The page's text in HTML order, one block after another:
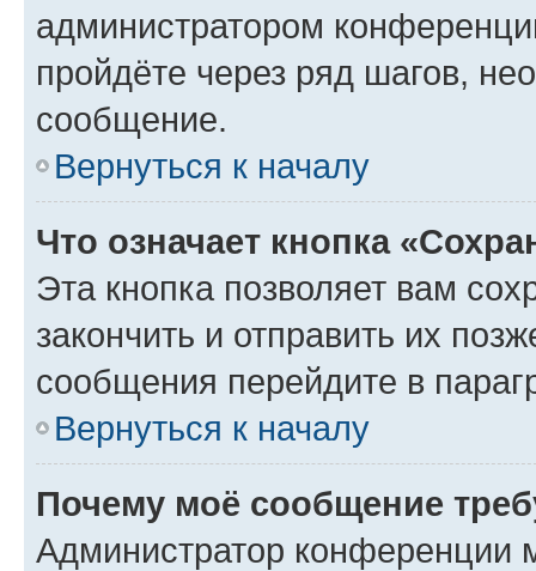
администратором
пройдёте через ряд шагов,
сообщение.
Вернуться к началу
Что означает кнопка
Эта кнопка позволяет вам
закончить и отправить их
сообщения перейдите в
Вернуться к началу
Почему моё сообщение
Администратор конференции